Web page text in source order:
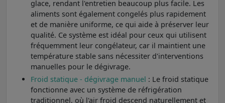
glace, rendant l'entretien beaucoup plus facile. Les
aliments sont également congelés plus rapidement
et de manière uniforme, ce qui aide à préserver leur
qualité. Ce système est idéal pour ceux qui utilisent
fréquemment leur congélateur, car il maintient une
température stable sans nécessiter d'interventions
manuelles pour le dégivrage.
Froid statique - dégivrage manuel : Le froid statique
fonctionne avec un système de réfrigération
traditionnel, où l'air froid descend naturellement et